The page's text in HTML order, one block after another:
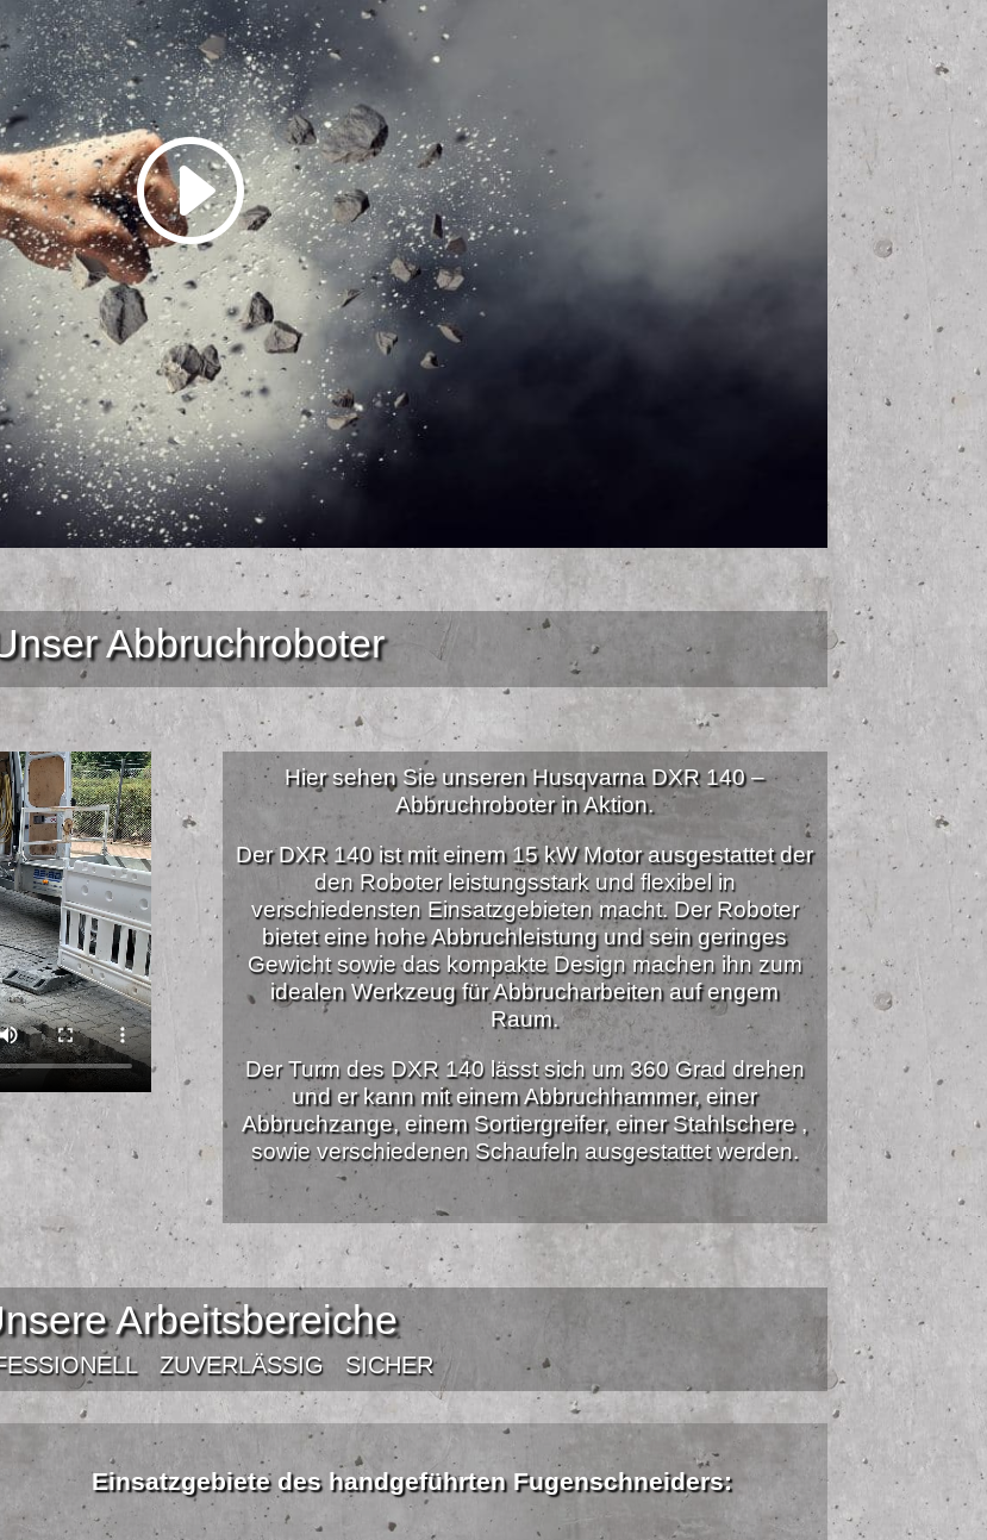
Abbruchroboter
Hier sehen Sie unseren Husqvarna DXR 140 –
Abbruchroboter in Aktion.
Der DXR 140 ist mit einem 15 kW Motor ausgestattet der
den Roboter leistungsstark und flexibel in
verschiedensten Einsatzgebieten macht. Der Roboter
bietet eine hohe Abbruchleistung und sein geringes
Gewicht sowie das kompakte Design machen ihn zum
idealen Werkzeug für Abbrucharbeiten auf engem
Raum.
Der Turm des DXR 140 lässt sich um 360 Grad drehen
und er kann mit einem Abbruchhammer, einer
Abbruchzange, einem Sortiergreifer, einer Stahlschere ,
sowie verschiedenen Schaufeln ausgestattet werden.
Arbeitsbereiche
ZUVERLÄSSIG SICHER
Einsatzgebiete des handgeführten Fugenschneiders: